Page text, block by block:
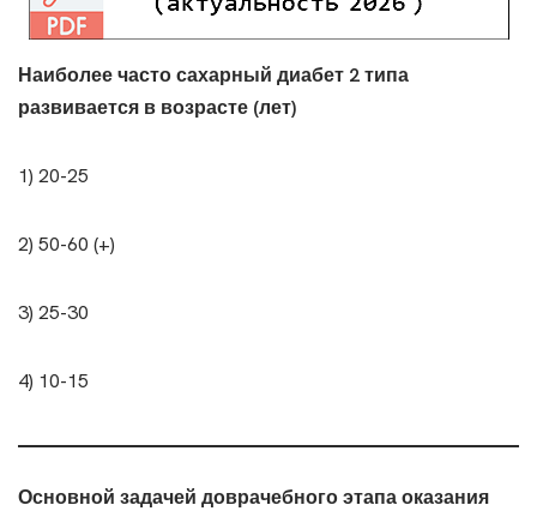
Наиболее часто сахарный диабет 2 типа
развивается в возрасте (лет)
1) 20-25
2) 50-60 (+)
3) 25-30
4) 10-15
Основной задачей доврачебного этапа оказания